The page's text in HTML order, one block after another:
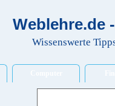
Weblehre.de
Wissenswerte